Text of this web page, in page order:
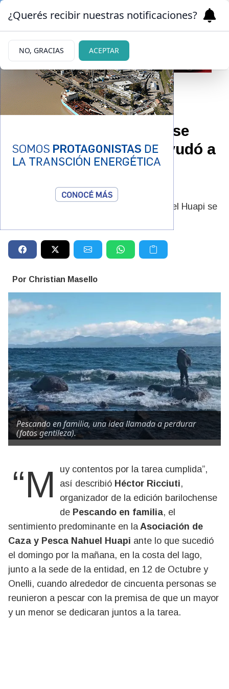
Una jornada donde no se
pescó nada, aunque ayudó a
mantener “el corazón
abierto”
En la Asociación de Caza y Pesca Nahuel Huapi se
Por Christian Masello
Pescando en familia, una idea llamada a perdurar
(fotos gentileza).
“Muy contentos por la tarea cumplida”, así describió Héctor Ricciuti,
organizador de la edición barilochense
de Pescando en familia, el
sentimiento predominante en laAsociación de
Caza y Pesca Nahuel Huapi ante lo que sucedió
el domingo por la mañana, en la costa del lago,
junto a la sede de la entidad, en 12 de Octubre y
Onelli, cuando alrededor de cincuenta personas se
reunieron a pescar con la premisa de que un mayor
y un menor se dedicaran juntos a la tarea.
¿Querés recibir nuestras notificaciones?
NO, GRACIAS ACEPTAR